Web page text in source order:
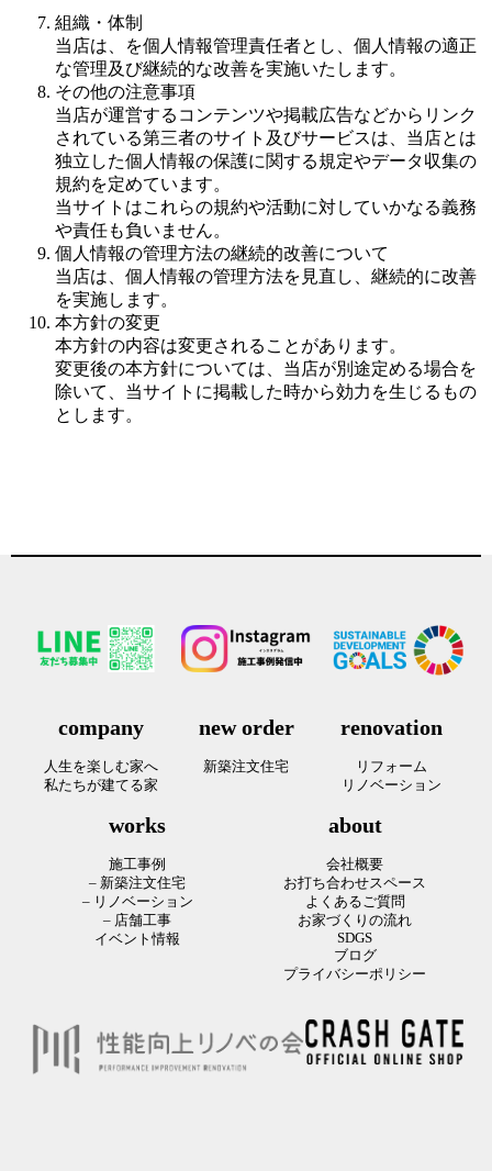
組織・体制
当店は、を個人情報管理責任者とし、個人情報の適正
な管理及び継続的な改善を実施いたします。
その他の注意事項
当店が運営するコンテンツや掲載広告などからリンク
されている第三者のサイト及びサービスは、当店とは
独立した個人情報の保護に関する規定やデータ収集の
規約を定めています。
当サイトはこれらの規約や活動に対していかなる義務
や責任も負いません。
個人情報の管理方法の継続的改善について
当店は、個人情報の管理方法を見直し、継続的に改善
を実施します。
本方針の変更
本方針の内容は変更されることがあります。
変更後の本方針については、当店が別途定める場合を
除いて、当サイトに掲載した時から効力を生じるもの
とします。
company
人生を楽しむ家へ
私たちが建てる家
new order
新築注文住宅
renovation
リフォーム
リノベーション
works
施工事例
– 新築注文住宅
– リノベーション
– 店舗工事
イベント情報
about
会社概要
お打ち合わせスペース
よくあるご質問
お家づくりの流れ
SDGS
ブログ
プライバシーポリシー